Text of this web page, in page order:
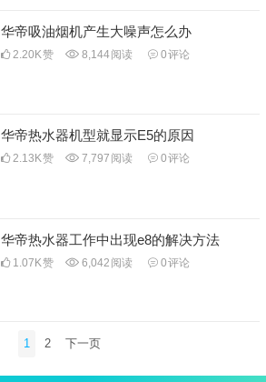
华帝吸油烟机产生大噪声怎么办
2.20K赞 8,144阅读 0评论
华帝热水器机型就显示E5的原因
2.13K赞 7,797 阅读 0评论
华帝热水器工作中出现e8的解决方法
1.07K赞 6,042 阅读 0评论
1 2 下一页